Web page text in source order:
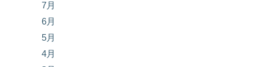
7月
6月
5月
4月